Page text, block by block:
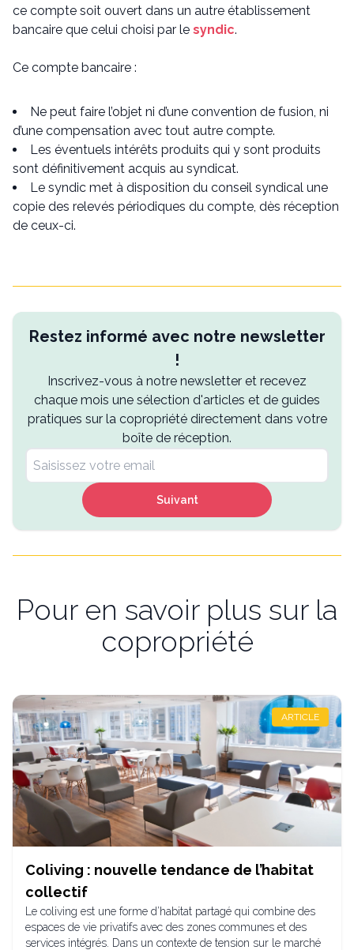
ce compte soit ouvert dans un autre établissement
bancaire que celui choisi par le syndic.
Ce compte bancaire :
Ne peut faire l’objet ni d’une convention de fusion, ni
d’une compensation avec tout autre compte.
Les éventuels intérêts produits qui y sont produits
sont définitivement acquis au syndicat.
Le syndic met à disposition du conseil syndical une
copie des relevés périodiques du compte, dès réception
de ceux-ci.
Restez informé avec notre newsletter
!
Inscrivez-vous à notre newsletter et recevez
chaque mois une sélection d'articles et de guides
pratiques sur la copropriété directement dans votre
boîte de réception.
Suivant
Pour en savoir plus sur la
copropriété
ARTICLE
Coliving : nouvelle tendance de l’habitat
collectif
Le coliving est une forme d’habitat partagé qui combine des
espaces de vie privatifs avec des zones communes et des
services intégrés. Dans un contexte de tension sur le marché